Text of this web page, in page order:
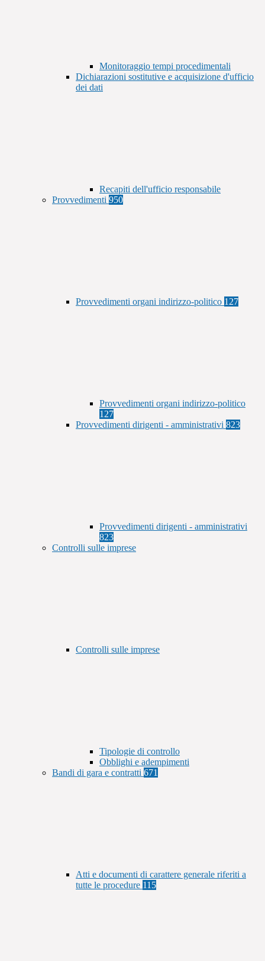
Monitoraggio tempi procedimentali
Dichiarazioni sostitutive e acquisizione d'ufficio
dei dati
Recapiti dell'ufficio responsabile
Provvedimenti 950
Provvedimenti organi indirizzo-politico 127
Provvedimenti organi indirizzo-politico
127
Provvedimenti dirigenti - amministrativi 823
Provvedimenti dirigenti - amministrativi
823
Controlli sulle imprese
Controlli sulle imprese
Tipologie di controllo
Obblighi e adempimenti
Bandi di gara e contratti 671
Atti e documenti di carattere generale riferiti a
tutte le procedure 115